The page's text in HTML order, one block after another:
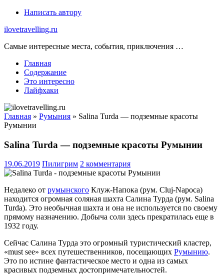
Skip
content
Написать автору
ilovetravelling.ru
Самые интересные места, события, приключения …
Главная
Содержание
Это интересно
Лайфхаки
Главная » Румыния » Salina Turda — подземные красоты
Румынии
Salina Turda — подземные красоты Румынии
19.06.2019 Пилигрим 2 комментария
Недалеко от румынского Клуж-Напока (рум. Cluj-Napoca)
находится огромная соляная шахта Салина Турда (рум. Salina
Turda). Это необычная шахта и она не используется по своему
прямому назначению. Добыча соли здесь прекратилась еще в
1932 году.
Сейчас Салина Турда это огромный туристический кластер,
«must see» всех путешественников, посещающих Румынию.
Это по истине фантастическое место и одна из самых
красивых подземных достопримечательностей.